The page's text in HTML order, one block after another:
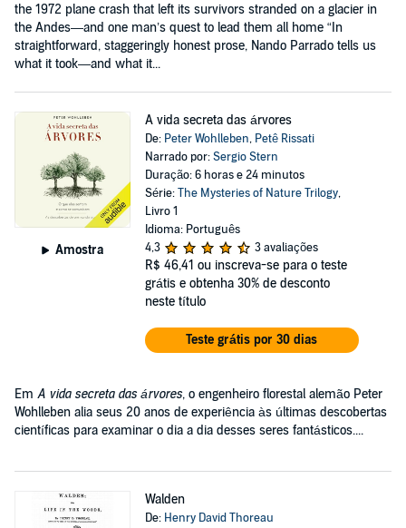
the 1972 plane crash that left its survivors stranded on a glacier in
the Andes—and one man’s quest to lead them all home “In
straightforward, staggeringly honest prose, Nando Parrado tells us
what it took—and what it...
Amostra
A vida secreta das árvores
De: Peter Wohlleben, Petê Rissati
Narrado por:Sergio Stern
Duração: 6 horas e 24 minutos
Série:The Mysteries of Nature Trilogy,
Livro 1
Idioma: Português
4,3
3 avaliações
R$ 46,41 ou inscreva-se para o teste
grátis e obtenha 30% de desconto
neste título
Teste grátis por 30 dias
Em A vida secreta das árvores, o engenheiro florestal alemão Peter
Wohlleben alia seus 20 anos de experiência às últimas descobertas
científicas para examinar o dia a dia desses seres fantásticos....
Walden
De: Henry David Thoreau